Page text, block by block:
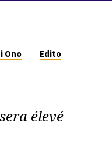
Ono Edito
élevé